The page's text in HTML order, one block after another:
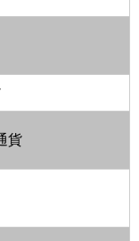
貨